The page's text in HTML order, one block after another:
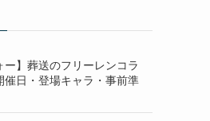
ー】葬送のフリーレンコラ
催日・登場キャラ・事前準